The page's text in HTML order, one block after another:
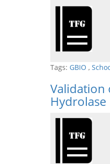
Tags: GBIO ,
Validation
Hydrolase